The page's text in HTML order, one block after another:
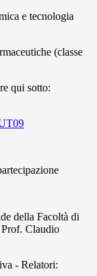
e tecnologia
(classe
qui sotto:
della Facoltà di
Claudio
- Relatori: